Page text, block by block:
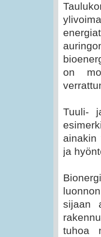
on
Tuuli-
ainakin
ja
sijaan
tuhoa